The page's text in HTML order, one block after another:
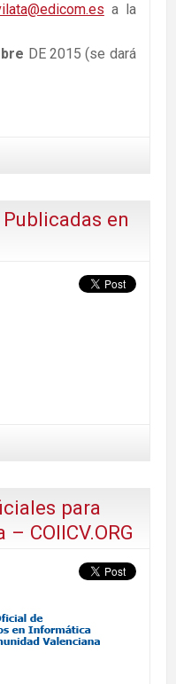
a la
DE 2015 (se dará
en
para
COIICV.ORG